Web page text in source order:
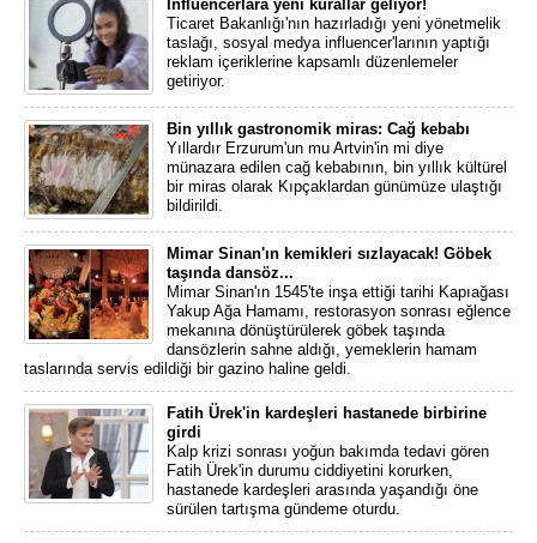
Influencerlara yeni kurallar geliyor!
Ticaret Bakanlığı'nın hazırladığı yeni yönetmelik
taslağı, sosyal medya influencer'larının yaptığı
reklam içeriklerine kapsamlı düzenlemeler
getiriyor.
Bin yıllık gastronomik miras: Cağ kebabı
Yıllardır Erzurum'un mu Artvin'in mi diye
münazara edilen cağ kebabının, bin yıllık kültürel
bir miras olarak Kıpçaklardan günümüze ulaştığı
bildirildi.
Mimar Sinan'ın kemikleri sızlayacak! Göbek
taşında dansöz...
Mimar Sinan'ın 1545'te inşa ettiği tarihi Kapıağası
Yakup Ağa Hamamı, restorasyon sonrası eğlence
mekanına dönüştürülerek göbek taşında
dansözlerin sahne aldığı, yemeklerin hamam
taslarında servis edildiği bir gazino haline geldi.
Fatih Ürek'in kardeşleri hastanede birbirine
girdi
Kalp krizi sonrası yoğun bakımda tedavi gören
Fatih Ürek'in durumu ciddiyetini korurken,
hastanede kardeşleri arasında yaşandığı öne
sürülen tartışma gündeme oturdu.